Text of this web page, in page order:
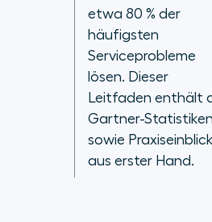
etwa 80 % der
häufigsten
Serviceprobleme
lösen. Dieser
Leitfaden enthält
Gartner-
sowie
aus erster Hand.